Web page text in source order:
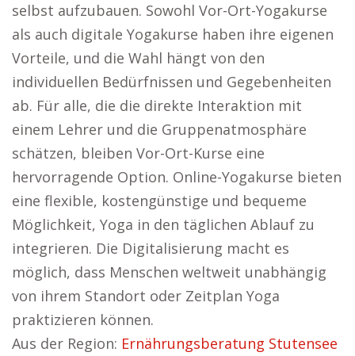
selbst aufzubauen. Sowohl Vor-Ort-Yogakurse
als auch digitale Yogakurse haben ihre eigenen
Vorteile, und die Wahl hängt von den
individuellen Bedürfnissen und Gegebenheiten
ab. Für alle, die die direkte Interaktion mit
einem Lehrer und die Gruppenatmosphäre
schätzen, bleiben Vor-Ort-Kurse eine
hervorragende Option. Online-Yogakurse bieten
eine flexible, kostengünstige und bequeme
Möglichkeit, Yoga in den täglichen Ablauf zu
integrieren. Die Digitalisierung macht es
möglich, dass Menschen weltweit unabhängig
von ihrem Standort oder Zeitplan Yoga
praktizieren können.
Aus der Region: Ernährungsberatung Stutensee